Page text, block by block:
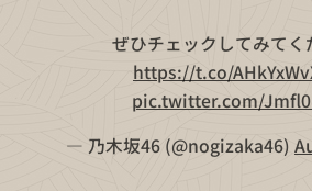
ぜひチェックしてみてく
https://t.co/
pic.twitter.com/
— 乃木坂46 (@nogizaka46)